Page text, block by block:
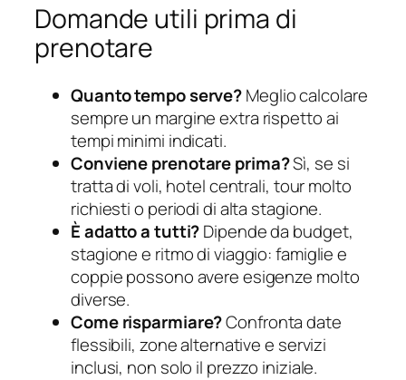
Domande utili prima di
prenotare
Quanto tempo serve?Meglio calcolare
sempre un margine extra rispetto ai
tempi minimi indicati.
Conviene prenotare prima?Sì, se si
tratta di voli, hotel centrali, tour molto
richiesti o periodi di alta stagione.
È adatto a tutti?Dipende da budget,
stagione e ritmo di viaggio: famiglie e
coppie possono avere esigenze molto
diverse.
Come risparmiare?Confronta date
flessibili, zone alternative e servizi
inclusi, non solo il prezzo iniziale.